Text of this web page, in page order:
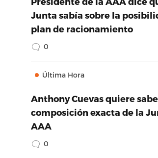
Junta sabía sobre la
plan de racionamiento
0
Última Hora
Anthony Cuevas quiere
composición exacta de la
AAA
0